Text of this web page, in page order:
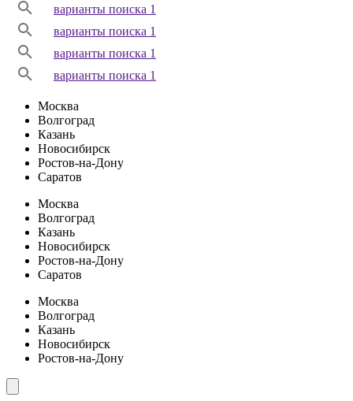
варианты поиска 1
варианты поиска 1
варианты поиска 1
варианты поиска 1
Москва
Волгоград
Казань
Новосибирск
Ростов-на-Дону
Саратов
Москва
Волгоград
Казань
Новосибирск
Ростов-на-Дону
Саратов
Москва
Волгоград
Казань
Новосибирск
Ростов-на-Дону